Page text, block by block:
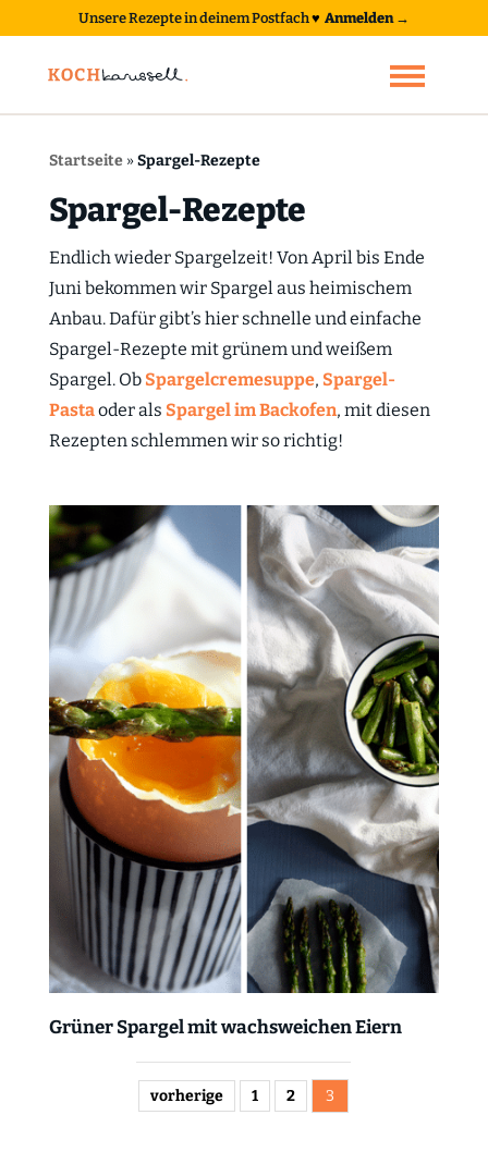
Unsere Rezepte in deinem Postfach♥ Anmelden →
Startseite»Spargel-Rezepte
Spargel-Rezepte
Endlich wieder Spargelzeit! Von April bis Ende
Juni bekommen wir Spargel aus heimischem
Anbau. Dafür gibt’s hier schnelle und einfache
Spargel-Rezepte mit grünem und weißem
Spargel. Ob Spargelcremesuppe, Spargel-
Pastaoder als Spargel im Backofen, mit diesen
Rezepten schlemmen wir so richtig!
Grüner Spargel mit wachsweichen Eiern
vorherige 1 2 3